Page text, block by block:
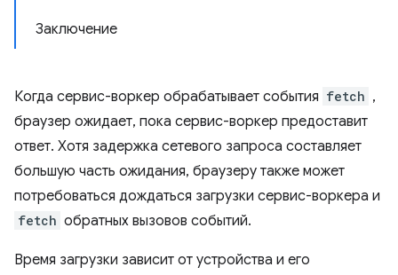
Заключение
Когда сервис-воркер обрабатывает события fetch ,
браузер ожидает, пока сервис-воркер предоставит
ответ. Хотя задержка сетевого запроса составляет
большую часть ожидания, браузеру также может
потребоваться дождаться загрузки сервис-воркера и
fetch обратных вызовов событий.
Время загрузки зависит от устройства и его